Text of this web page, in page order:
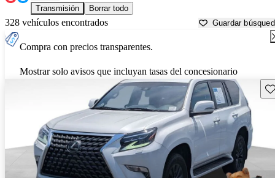
Transmisión Borrar todo
328 vehículos encontrados Guardar
Compra con precios transparentes.
Mostrar solo avisos que incluyan tasas del concesionario